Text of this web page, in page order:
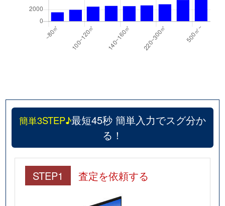
簡単3STEP♪最短45秒 簡単入力でスグ分か
る！
STEP1 査定を依頼する